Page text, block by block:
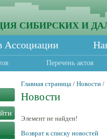
СИБИРСКИХ И
Ассоциации
Перечень актов
Главная страница / Новости /
Новости
Элемент не найден!
Возврат к списку новостей